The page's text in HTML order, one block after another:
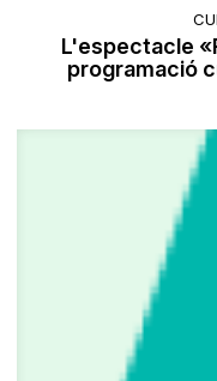
L'espectacle
programació